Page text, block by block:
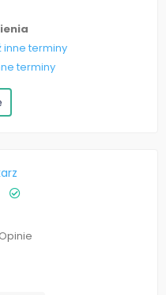
inne terminy
terminy